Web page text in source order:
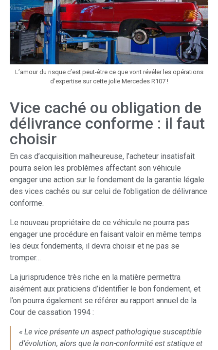
L’amour du risque c’est peut-être ce que vont révéler les opérations
d’expertise sur cette jolie Mercedes R107 !
Vice caché ou obligation de
délivrance conforme : il faut
choisir
En cas d’acquisition malheureuse, l’acheteur insatisfait
pourra selon les problèmes affectant son véhicule
engager une action sur le fondement de la garantie légale
des vices cachés ou sur celui de l’obligation de délivrance
conforme.
Le nouveau propriétaire de ce véhicule ne pourra pas
engager une procédure en faisant valoir en même temps
les deux fondements, il devra choisir et ne pas se
tromper…
La jurisprudence très riche en la matière permettra
aisément aux praticiens d’identifier le bon fondement, et
l’on pourra également se référer au rapport annuel de la
Cour de cassation 1994 :
« Le vice présente un aspect pathologique susceptible
d’évolution, alors que la non-conformité est statique et